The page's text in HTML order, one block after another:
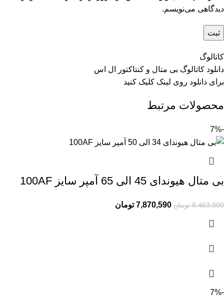
دیدگاهی می‌نویسم.
کاتالوگ
دانلود کاتالوگ بی متال و کنتاکتور ال اس
برای دانلود روی لینک کلیک کنید
محصولات مرتبط
-7%
بی متال هیوندای 45 الی 65 آمپر سایز 100AF
8,463,000 تومان 7,870,590 تومان
-7%